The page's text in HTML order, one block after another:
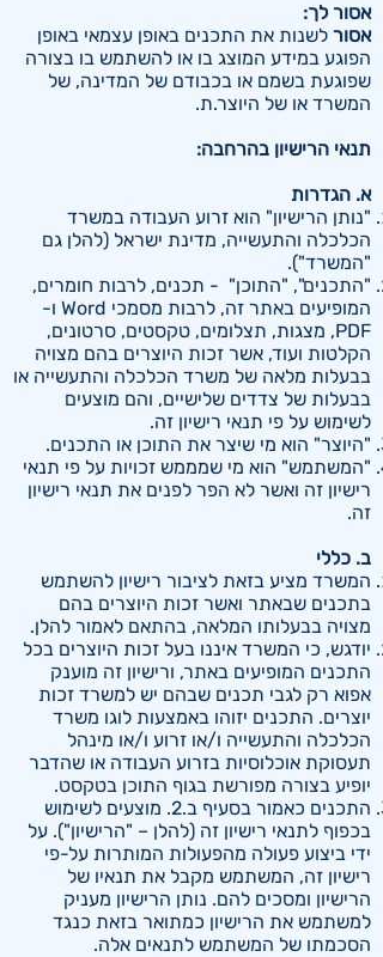
אסור לך:
אסור לשנות את התכנים באופן עצמאי באופן
הפוגע במידע המוצג בו או להשתמש בו בצורה
שפוגעת בשמם או בכבודם של המדינה, של
המשרד או של היוצר.ת.
תנאי הרישיון בהרחבה:
א. הגדרות
"נותן הרישיון" הוא זרוע העבודה במשרד
הכלכלה והתעשייה, מדינת ישראל (להלן גם
"המשרד").
"התכנים", "התוכן" - תכנים, לרבות חומרים,
המופיעים באתר זה, לרבות מסמכי Word ו-
PDF, מצגות, תצלומים, טקסטים, סרטונים,
הקלטות ועוד, אשר זכות היוצרים בהם מצויה
בבעלות מלאה של משרד הכלכלה והתעשייה או
בבעלות של צדדים שלישיים, והם מוצעים
לשימוש על פי תנאי רישיון זה.
"היוצר" הוא מי שיצר את התוכן או התכנים.
"המשתמש" הוא מי שמממש זכויות על פי תנאי
רישיון זה ואשר לא הפר לפנים את תנאי רישיון
זה.
ב. כללי
המשרד מציע בזאת לציבור רישיון להשתמש
בתכנים שבאתר ואשר זכות היוצרים בהם
מצויה בבעלותו המלאה, בהתאם לאמור להלן.
יודגש, כי המשרד איננו בעל זכות היוצרים בכל
התכנים המופיעים באתר, ורישיון זה מוענק
אפוא רק לגבי תכנים שבהם יש למשרד זכות
יוצרים. התכנים יזוהו באמצעות לוגו משרד
הכלכלה והתעשייה ו/או זרוע ו/או מינהל
תעסוקת אוכלוסיות בזרוע העבודה או שהדבר
יופיע בצורה מפורשת בגוף התוכן בטקסט.
התכנים כאמור בסעיף ב.2. מוצעים לשימוש
בכפוף לתנאי רישיון זה (להלן – "הרישיון"). על
ידי ביצוע פעולה מהפעולות המותרות על-פי
רישיון זה, המשתמש מקבל את תנאיו של
הרישיון ומסכים להם. נותן הרישיון מעניק
למשתמש את הרישיון כמתואר בזאת כנגד
הסכמתו של המשתמש לתנאים אלה.